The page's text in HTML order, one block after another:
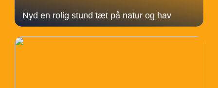
Nyd en rolig stund tæt på natur og hav